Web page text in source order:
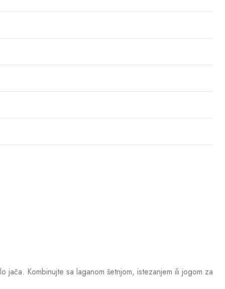
jača. Kombinujte sa laganom šetnjom, istezanjem ili jogom za